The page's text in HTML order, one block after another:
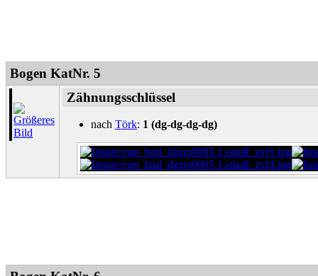
Bogen KatNr. 5
Zähnungsschlüssel
nach Törk: 1 (dg-dg-dg-dg)